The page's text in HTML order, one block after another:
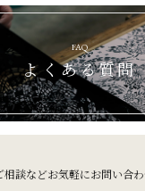
FAQ
よくある質問
相談などお気軽にお問い合わ